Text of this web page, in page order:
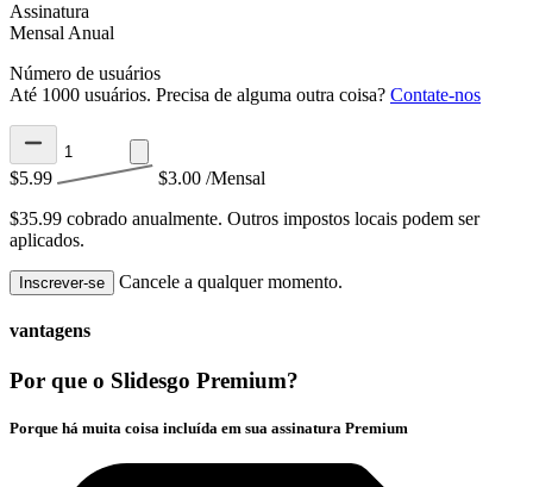
Assinatura
Mensal Anual
Número de usuários
Até 1000 usuários. Precisa de alguma outra coisa? Contate-nos
$5.99 $3.00 /Mensal
$35.99 cobrado anualmente. Outros impostos locais podem ser
aplicados.
Inscrever-se Cancele a qualquer momento.
vantagens
Por que o Slidesgo Premium?
Porque há muita coisa incluída em sua assinatura Premium